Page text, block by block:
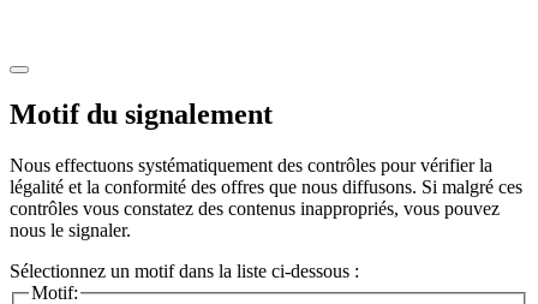
Motif du signalement
Nous effectuons systématiquement des contrôles pour vérifier la
légalité et la conformité des offres que nous diffusons. Si malgré ces
contrôles vous constatez des contenus inappropriés, vous pouvez
nous le signaler.
Sélectionnez un motif dans la liste ci-dessous :
Motif: